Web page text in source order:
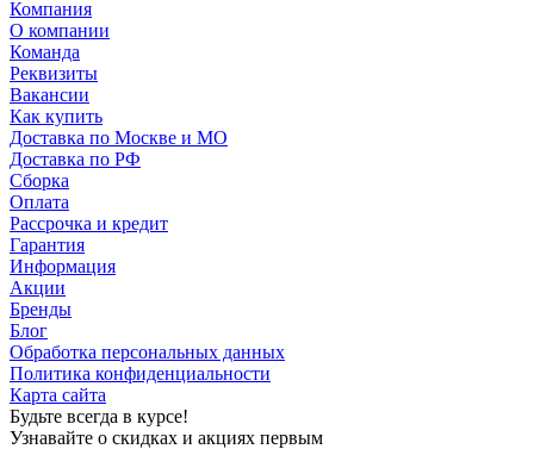
Компания
О компании
Команда
Реквизиты
Вакансии
Как купить
Доставка по Москве и МО
Доставка по РФ
Сборка
Оплата
Рассрочка и кредит
Гарантия
Информация
Акции
Бренды
Блог
Обработка персональных данных
Политика конфиденциальности
Карта сайта
Будьте всегда в курсе!
Узнавайте о скидках и акциях первым